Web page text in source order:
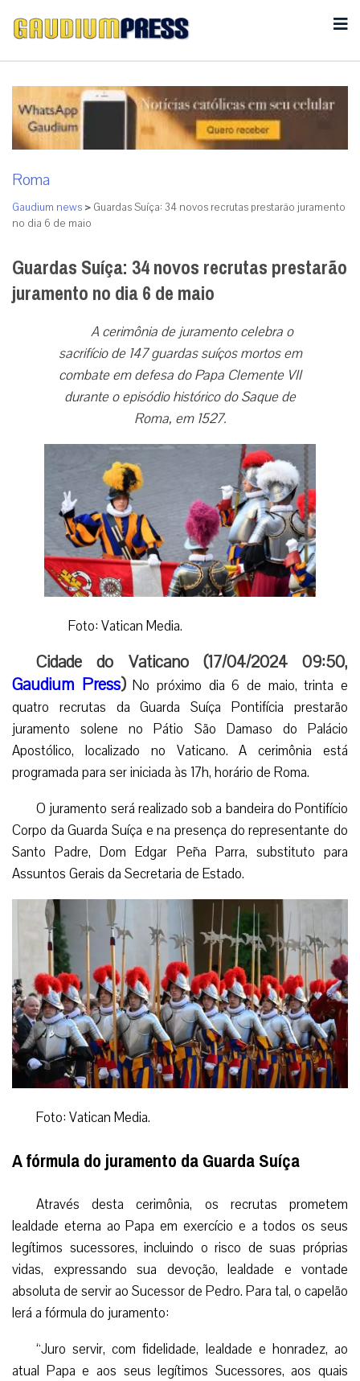
Roma
Gaudium news > Guardas Suíça: 34 novos recrutas prestarão juramento
no dia 6 de maio
Guardas Suíça: 34 novos recrutas prestarão
juramento no dia 6 de maio
A cerimônia de juramento celebra o
sacrifício de 147 guardas suíços mortos em
combate em defesa do Papa Clemente VII
durante o episódio histórico do Saque de
Roma, em 1527.
Foto: Vatican Media.
Cidade do Vaticano (17/04/2024 09:50,
Gaudium Press)No próximo dia 6 de maio, trinta e
quatro recrutas da Guarda Suíça Pontifícia prestarão
juramento solene no Pátio São Damaso do Palácio
Apostólico, localizado no Vaticano. A cerimônia está
programada para ser iniciada às 17h, horário de Roma.
O juramento será realizado sob a bandeira do Pontifício
Corpo da Guarda Suíça e na presença do representante do
Santo Padre, Dom Edgar Peña Parra, substituto para
Assuntos Gerais da Secretaria de Estado.
Foto: Vatican Media.
A fórmula do juramento da Guarda Suíça
Através desta cerimônia, os recrutas prometem
lealdade eterna ao Papa em exercício e a todos os seus
legítimos sucessores, incluindo o risco de suas próprias
vidas, expressando sua devoção, lealdade e vontade
absoluta de servir ao Sucessor de Pedro. Para tal, o capelão
lerá a fórmula do juramento:
“Juro servir, com fidelidade, lealdade e honradez, ao
atual Papa e aos seus legítimos Sucessores, aos quais